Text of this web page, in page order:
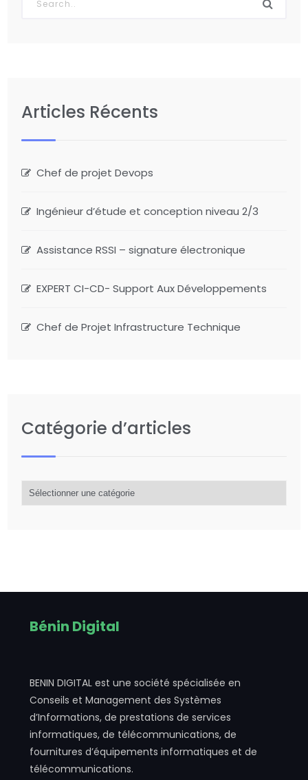
Articles Récents
Chef de projet Devops
Ingénieur d’étude et conception niveau 2/3
Assistance RSSI – signature électronique
EXPERT CI-CD- Support Aux Développements
Chef de Projet Infrastructure Technique
Catégorie d’articles
d’articles
Bénin Digital
BENIN DIGITAL est une société spécialisée en
Conseils et Management des Systèmes
d’Informations, de prestations de services
informatiques, de télécommunications, de
fournitures d’équipements informatiques et de
télécommunications.